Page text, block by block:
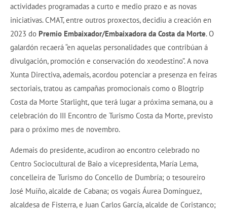
actividades programadas a curto e medio prazo e as novas
iniciativas. CMAT, entre outros proxectos, decidiu a creación en
2023 do Premio Embaixador/Embaixadora da Costa da Morte. O
galardón recaerá “en aquelas personalidades que contribúan á
divulgación, promoción e conservación do xeodestino”. A nova
Xunta Directiva, ademais, acordou potenciar a presenza en feiras
sectoriais, tratou as campañas promocionais como o Blogtrip
Costa da Morte Starlight, que terá lugar a próxima semana, ou a
celebración do III Encontro de Turismo Costa da Morte, previsto
para o próximo mes de novembro.
Ademais do presidente, acudiron ao encontro celebrado no
Centro Sociocultural de Baio a vicepresidenta, María Lema,
concelleira de Turismo do Concello de Dumbría; o tesoureiro
José Muíño, alcalde de Cabana; os vogais Áurea Domínguez,
alcaldesa de Fisterra, e Juan Carlos García, alcalde de Coristanco;